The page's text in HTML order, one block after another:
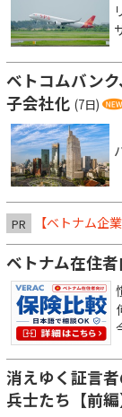
ベトコムバン
子会社化 (7日)
PR 【ベトナム企
ベトナム在住
消えゆく証言
兵士たち【前編